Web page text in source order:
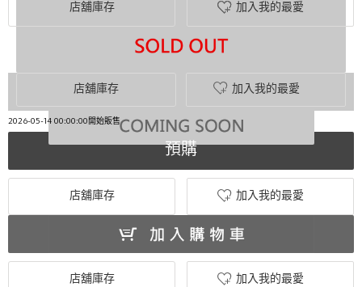
加入我的最愛
店舖庫存
店舖庫存 加入我的最愛
2026-05-14 00:00:00開始販售
預購
店舖庫存 加入我的最愛
店舖庫存 加入我的最愛